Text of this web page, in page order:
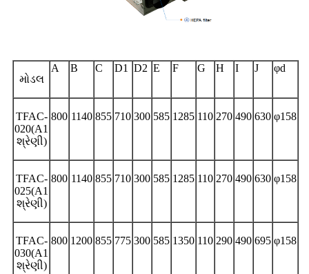
મોડલ
A B C D1 D2 E F G H I J φd
TFAC-
020(A1
શ્રેણી)
800 1140 855 710 300 585 1285 110 270 490 630 φ158
TFAC-
025(A1
શ્રેણી)
800 1140 855 710 300 585 1285 110 270 490 630 φ158
TFAC-
030(A1
શ્રેણી)
800 1200 855 775 300 585 1350 110 290 490 695 φ158